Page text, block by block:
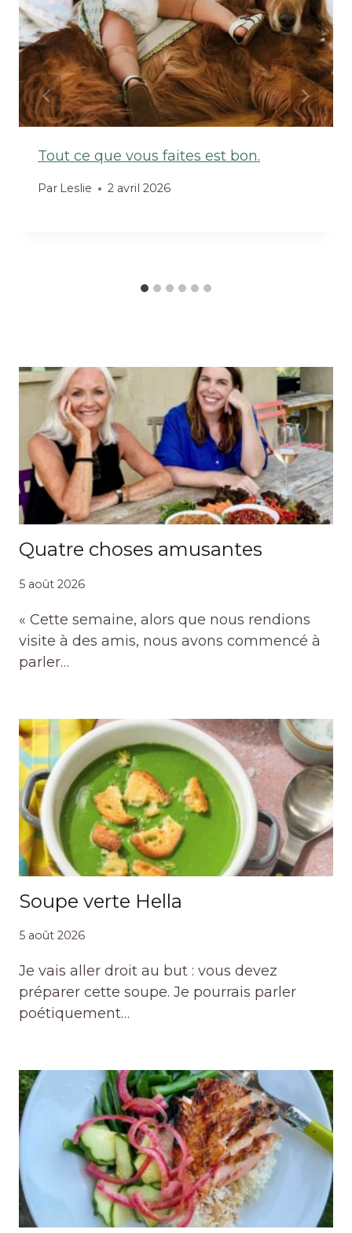
Tout ce que vous faites est bon.
Par Leslie 2 avril 2026
Quatre choses amusantes
5 août 2026
« Cette semaine, alors que nous rendions
visite à des amis, nous avons commencé à
parler…
Soupe verte Hella
5 août 2026
Je vais aller droit au but : vous devez
préparer cette soupe. Je pourrais parler
poétiquement…